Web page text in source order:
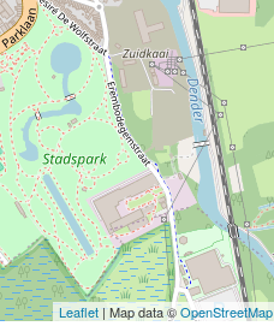
Leaflet| Map data ©OpenStreetMap